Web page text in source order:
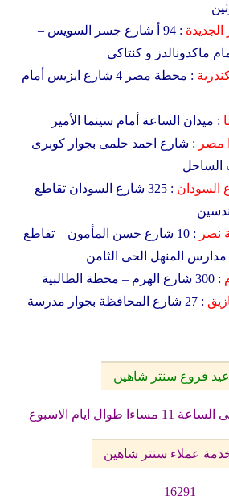
: 94 أ شارع جسر السويس –
ماكدونالدز و كنتاكى
: محطة مصر 4 شارع ايزيس أمام
: ميدان الساعة أمام سينما الأمير
مصر : شارع احمد حلمى بجوار كوبرى
الساحل
السودان
: 325 شارع السودان تقاطع
نصر
: 10 شارع حسن المأمون – تقاطع
المنهل الحى الثامن
: 300 شارع الهرم – محطة الطالبية
: 27 شارع المحافظة بجوار مدرسة
فروع سنتر شاهين
عملاء سنتر شاهين
16291